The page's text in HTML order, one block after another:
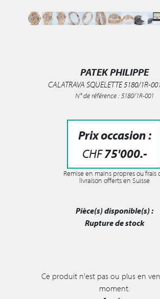
PATEK PHILIPPE
CALATRAVA SQUELETTE 5180/1R-
N° de référence : 5180/1R-001
Prix occasion :
CHF75'000.-
Remise en mains propres ou frais
livraison offerts en Suisse
Pièce(s) disponible(s) :
Rupture de stock
Ce produit n'est pas ou plus en
moment.